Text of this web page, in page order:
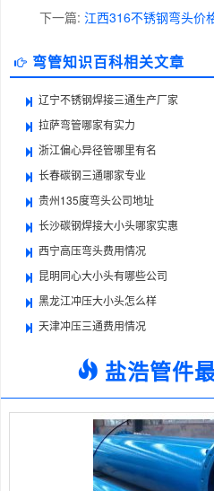
下一篇: 江西316不锈钢弯头价
弯管知识百科相关文章
辽宁不锈钢焊接三通生产厂家
拉萨弯管哪家有实力
浙江偏心异径管哪里有名
长春碳钢三通哪家专业
贵州135度弯头公司地址
长沙碳钢焊接大小头哪家实惠
西宁高压弯头费用情况
昆明同心大小头有哪些公司
黑龙江冲压大小头怎么样
天津冲压三通费用情况
盐浩管件